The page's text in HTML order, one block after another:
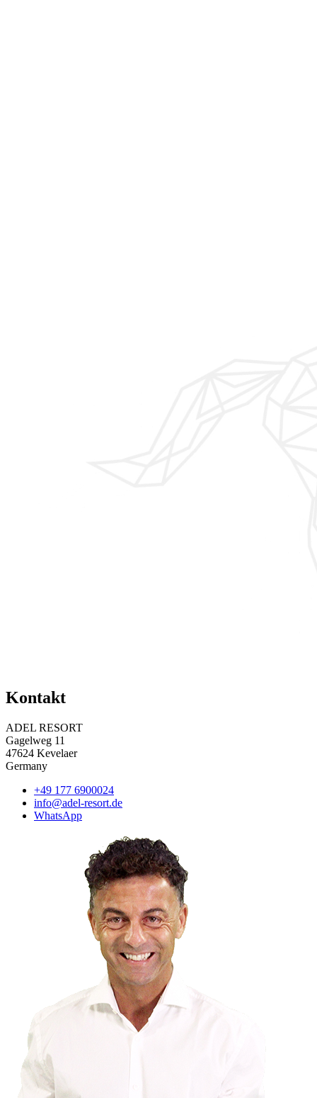
Kontakt
ADEL RESORT
Gagelweg 11
47624 Kevelaer
Germany
+49 177 6900024
info@adel-resort.de
WhatsApp